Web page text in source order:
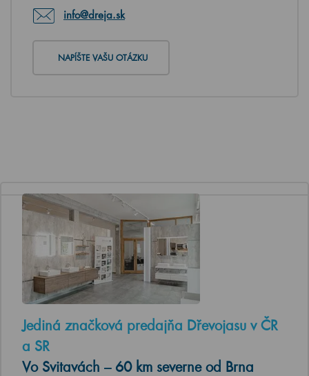
info@dreja.sk
NAPÍŠTE VAŠU OTÁZKU
Jediná značková predajňa Dřevojasu v ČR
a SR
Vo Svitavách – 60 km severne od Brna